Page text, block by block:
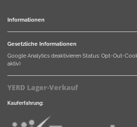
Informationen
Gesetzliche Informationen
Google Analytics deaktivieren Status: Opt-Out-
aktiv)
YERD Lager-Verkauf
Kauferfahrung: